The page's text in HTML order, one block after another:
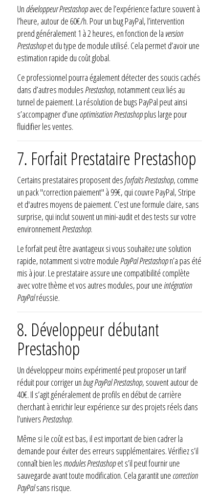
Un développeur Prestashopavec de l’expérience facture souvent à
l’heure, autour de 60€/h. Pour un bug PayPal, l’intervention
prend généralement 1 à 2 heures, en fonction de la version
Prestashopet du type de module utilisé. Cela permet d’avoir une
estimation rapide du coût global.
Ce professionnel pourra également détecter des soucis cachés
dans d’autres modulesPrestashop, notamment ceux liés au
tunnel de paiement. La résolution de bugs PayPal peut ainsi
s’accompagner d’une optimisation Prestashopplus large pour
fluidifier les ventes.
7. Forfait Prestataire Prestashop
Certains prestataires proposent desforfaits Prestashop, comme
un pack "correction paiement" à 99€, qui couvre PayPal, Stripe
et d'autres moyens de paiement. C’est une formule claire, sans
surprise, qui inclut souvent un mini-audit et des tests sur votre
environnementPrestashop.
Le forfait peut être avantageux si vous souhaitez une solution
rapide, notamment si votre modulePayPal Prestashopn’a pas été
mis à jour. Le prestataire assure une compatibilité complète
avec votre thème et vos autres modules, pour uneintégration
PayPalréussie.
8. Développeur débutant
Prestashop
Un développeur moins expérimenté peut proposer un tarif
réduit pour corriger un bug PayPal Prestashop, souvent autour de
40€. Il s’agit généralement de profils en début de carrière
cherchant à enrichir leur expérience sur des projets réels dans
l’universPrestashop.
Même si le coût est bas, il est important de bien cadrer la
demande pour éviter des erreurs supplémentaires. Vérifiez s’il
connaît bien les modules Prestashopet s’il peut fournir une
sauvegarde avant toute modification. Cela garantit une correction
PayPalsans risque.